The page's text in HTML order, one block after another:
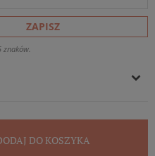
ZAPISZ
DO KOSZYKA